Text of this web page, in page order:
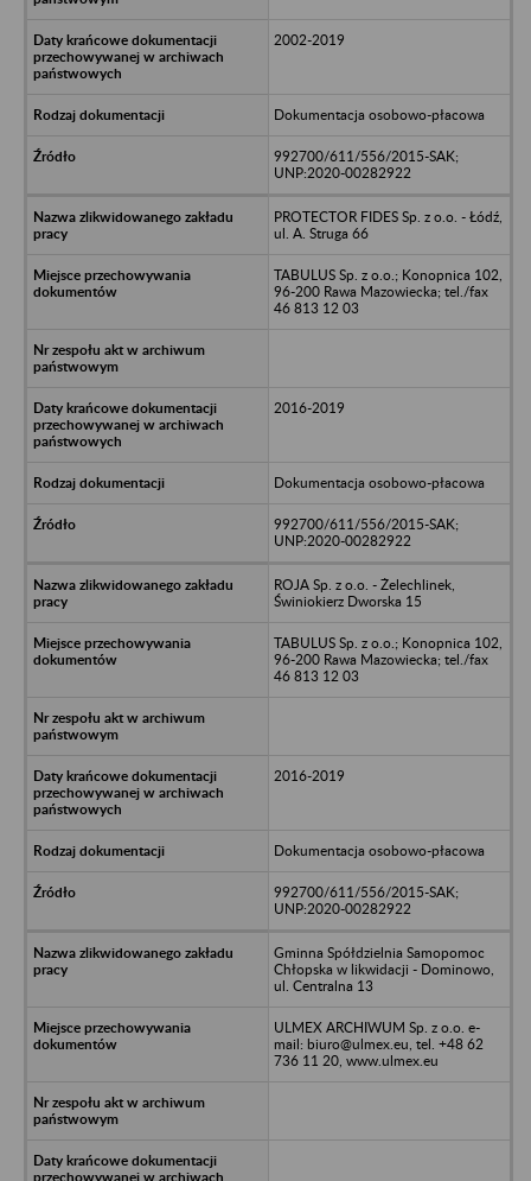
2002-2019
Dokumentacja osobowo-płacowa
992700/611/556/2015-SAK;
UNP:2020-00282922
PROTECTOR FIDES Sp. z o.o. - Łódź,
ul. A. Struga 66
TABULUS Sp. z o.o.; Konopnica 102,
96-200 Rawa Mazowiecka; tel./fax
46 813 12 03
2016-2019
Dokumentacja osobowo-płacowa
992700/611/556/2015-SAK;
UNP:2020-00282922
ROJA Sp. z o.o. - Żelechlinek,
Świniokierz Dworska 15
TABULUS Sp. z o.o.; Konopnica 102,
96-200 Rawa Mazowiecka; tel./fax
46 813 12 03
2016-2019
Dokumentacja osobowo-płacowa
992700/611/556/2015-SAK;
UNP:2020-00282922
Gminna Spółdzielnia Samopomoc
Chłopska w likwidacji - Dominowo,
ul. Centralna 13
ULMEX ARCHIWUM Sp. z o.o. e-
mail: biuro@ulmex.eu, tel. +48 62
736 11 20, www.ulmex.eu